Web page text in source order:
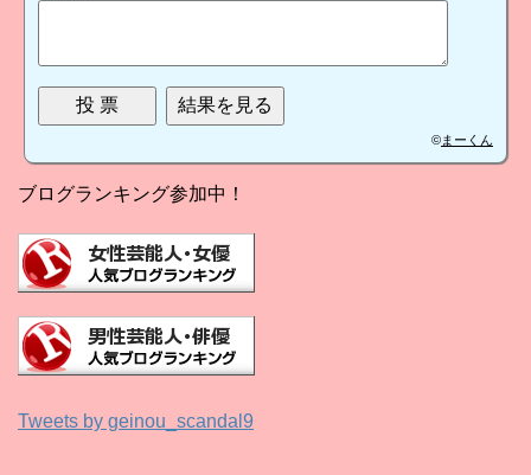
©まーくん
ブログランキング参加中！
Tweets by geinou_scandal9